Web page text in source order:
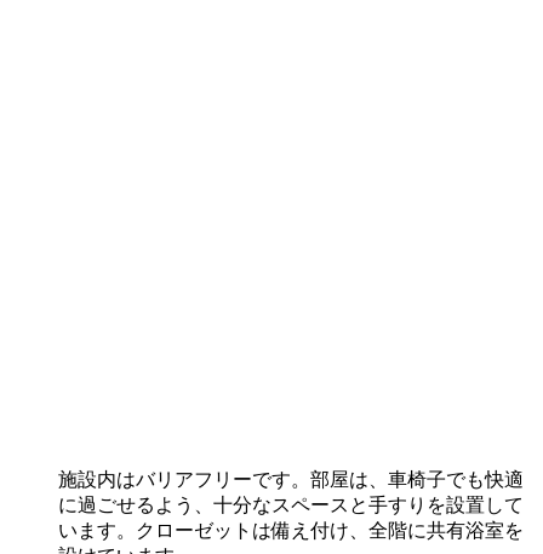
施設内はバリアフリーです。部屋は、車椅子でも快適
に過ごせるよう、十分なスペースと手すりを設置して
います。クローゼットは備え付け、全階に共有浴室を